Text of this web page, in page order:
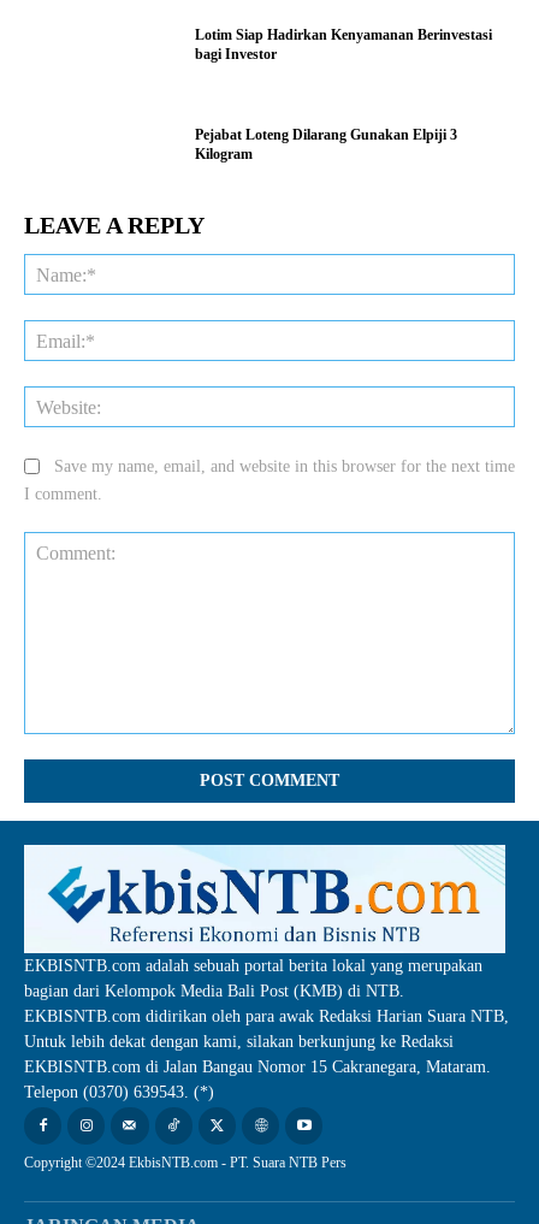
Lotim Siap Hadirkan Kenyamanan Berinvestasi
bagi Investor
Pejabat Loteng Dilarang Gunakan Elpiji 3
Kilogram
LEAVE A REPLY
Save my name, email, and website in this browser for the next time
I comment.
EKBISNTB.com adalah sebuah portal berita lokal yang merupakan
bagian dari Kelompok Media Bali Post (KMB) di NTB.
EKBISNTB.com didirikan oleh para awak Redaksi Harian Suara NTB,
Untuk lebih dekat dengan kami, silakan berkunjung ke Redaksi
EKBISNTB.com di Jalan Bangau Nomor 15 Cakranegara, Mataram.
Telepon (0370) 639543. (*)
Copyright ©2024 EkbisNTB.com - PT. Suara NTB Pers